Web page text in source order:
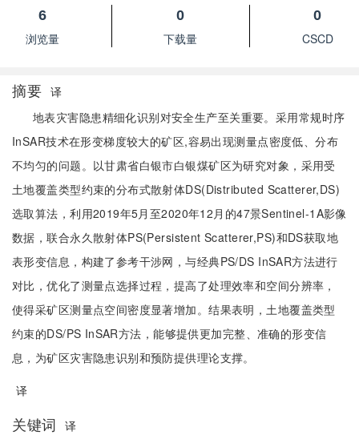
6
浏览量
0
下载量
0
CSCD
摘要 译
地表灾害隐患精细化识别对安全生产至关重要。采用常规时序
InSAR技术在形变梯度较大的矿区,容易出现测量点密度低、分布
不均匀的问题。以甘肃省白银市白银煤矿区为研究对象，采用受
土地覆盖类型约束的分布式散射体DS(Distributed Scatterer,DS)
选取算法，利用2019年5月至2020年12月的47景Sentinel-1A影像
数据，联合永久散射体PS(Persistent Scatterer,PS)和DS获取地
表形变信息，构建了参考干涉网，与经典PS/DS InSAR方法进行
对比，优化了测量点选择过程，提高了处理效率和空间分辨率，
使得采矿区测量点空间密度显著增加。结果表明，土地覆盖类型
约束的DS/PS InSAR方法，能够提供更加完整、准确的形变信
息，为矿区灾害隐患识别和预防提供理论支撑。
译
关键词
译